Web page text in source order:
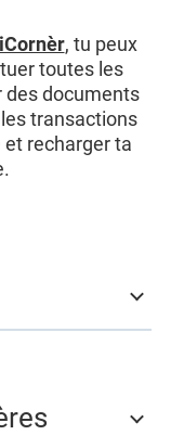
iCornèr, tu peux
toutes les
des documents
transactions
recharger ta